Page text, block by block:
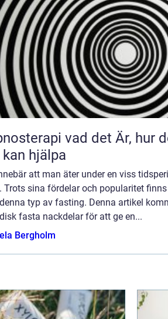
det Är, hur det går till och när
hjälpa
att man äter under en viss
Trots sina fördelar och popularitet
typ av fasting. Denna artikel
fasta nackdelar för att ge en...
Bergholm